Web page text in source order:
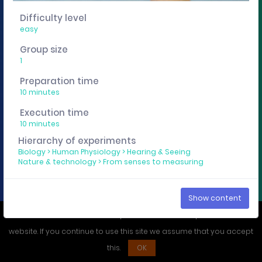
You want to edit, sharing or track these experiment
descriptions individually? Then get a curricuLAB
account
Difficulty level
easy
Group size
1
Preparation time
10 minutes
Execution time
10 minutes
Hierarchy of experiments
Biology>Human Physiology>Hearing & Seeing
Nature & technology>From senses to measuring
Show content
website. If you continue to use this site we assume that you accept
this.
OK